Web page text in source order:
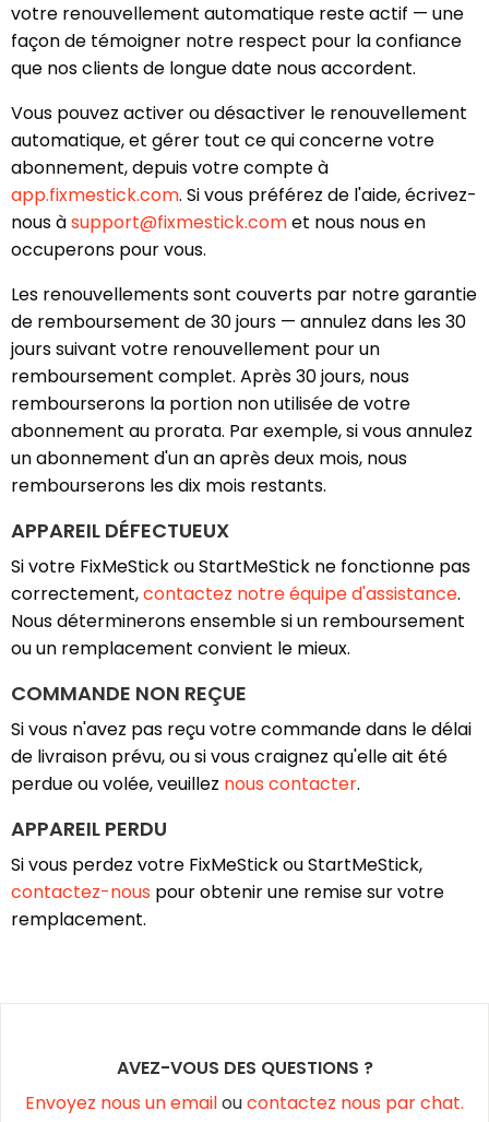
votre renouvellement automatique reste actif — une
façon de témoigner notre respect pour la confiance
que nos clients de longue date nous accordent.
Vous pouvez activer ou désactiver le renouvellement
automatique, et gérer tout ce qui concerne votre
abonnement, depuis votre compte à
app.fixmestick.com. Si vous préférez de l'aide, écrivez-
nous àsupport@fixmestick.comet nous nous en
occuperons pour vous.
Les renouvellements sont couverts par notre garantie
de remboursement de 30 jours — annulez dans les 30
jours suivant votre renouvellement pour un
remboursement complet. Après 30 jours, nous
rembourserons la portion non utilisée de votre
abonnement au prorata. Par exemple, si vous annulez
un abonnement d'un an après deux mois, nous
rembourserons les dix mois restants.
APPAREIL DÉFECTUEUX
Si votre FixMeStick ou StartMeStick ne fonctionne pas
correctement,contactez notre équipe d'assistance.
Nous déterminerons ensemble si un remboursement
ou un remplacement convient le mieux.
COMMANDE NON REÇUE
Si vous n'avez pas reçu votre commande dans le délai
de livraison prévu, ou si vous craignez qu'elle ait été
perdue ou volée, veuillez nous contacter.
APPAREIL PERDU
Si vous perdez votre FixMeStick ou StartMeStick,
contactez-nous pour obtenir une remise sur votre
remplacement.
AVEZ-VOUS DES QUESTIONS ?
Envoyez nous un emailoucontactez nous par chat.